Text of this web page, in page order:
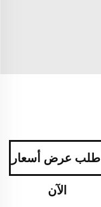
اطلب عرض أسعار
الآن